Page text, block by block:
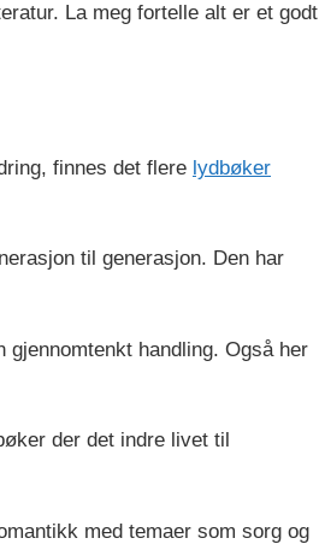
La meg fortelle alt er et godt
finnes det flere lydbøker
til generasjon. Den har
handling. Også her
der det indre livet til
med temaer som sorg og